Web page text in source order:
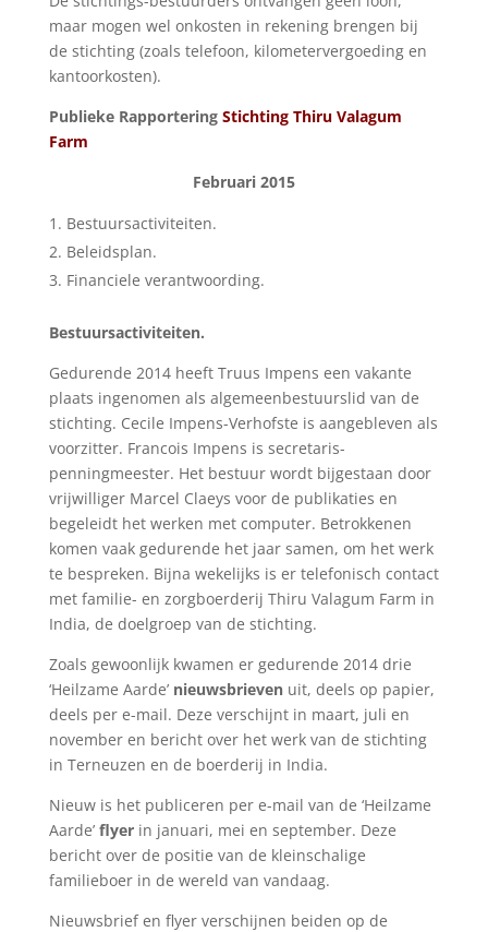
maar mogen wel onkosten in rekening brengen bij
de stichting (zoals telefoon, kilometervergoeding en
kantoorkosten).
Publieke Rapportering Stichting Thiru Valagum
Farm
Februari 2015
Bestuursactiviteiten.
Beleidsplan.
Financiele verantwoording.
Bestuursactiviteiten.
Gedurende 2014 heeft Truus Impens een vakante
plaats ingenomen als algemeenbestuurslid van de
stichting. Cecile Impens-Verhofste is aangebleven als
voorzitter. Francois Impens is secretaris-
penningmeester. Het bestuur wordt bijgestaan door
vrijwilliger Marcel Claeys voor de publikaties en
begeleidt het werken met computer. Betrokkenen
komen vaak gedurende het jaar samen, om het werk
te bespreken. Bijna wekelijks is er telefonisch contact
met familie- en zorgboerderij Thiru Valagum Farm in
India, de doelgroep van de stichting.
Zoals gewoonlijk kwamen er gedurende 2014 drie
‘Heilzame Aarde’ nieuwsbrievenuit, deels op papier,
deels per e-mail. Deze verschijnt in maart, juli en
november en bericht over het werk van de stichting
in Terneuzen en de boerderij in India.
Nieuw is het publiceren per e-mail van de ‘Heilzame
Aarde’ flyerin januari, mei en september. Deze
bericht over de positie van de kleinschalige
familieboer in de wereld van vandaag.
Nieuwsbrief en flyer verschijnen beiden op de